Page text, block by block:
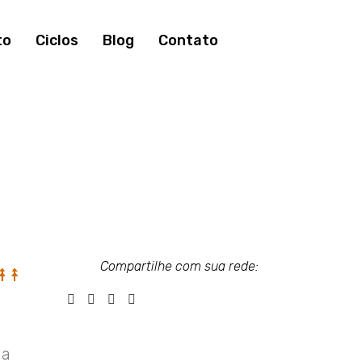
Ciclos Blog Contato
Compartilhe com sua rede: